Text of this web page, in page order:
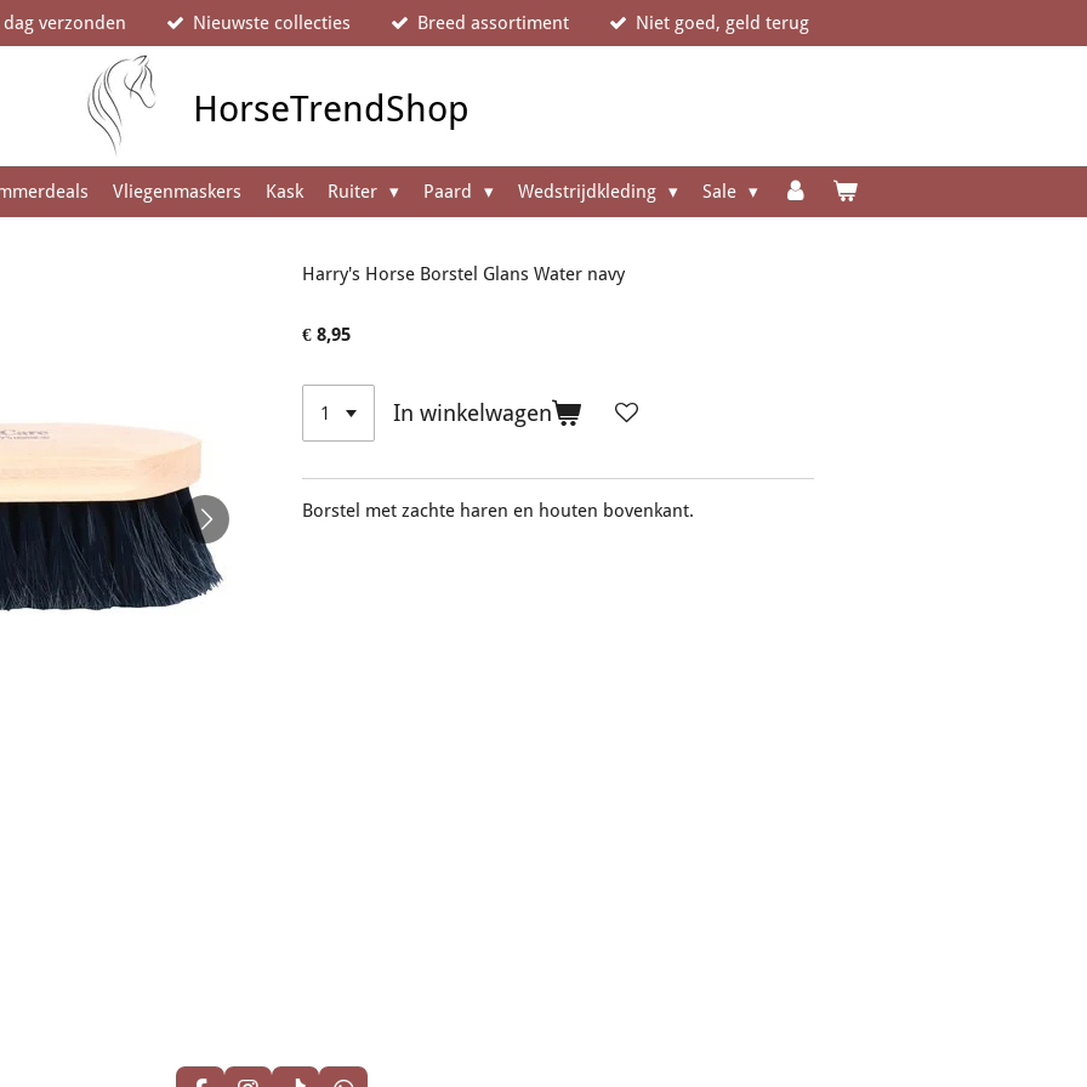
verzonden Nieuwste collecties Breed assortiment Niet goed, geld terug
HorseTrendShop
Vliegenmaskers Kask Ruiter Paard Wedstrijdkleding Sale
Harry's Horse Borstel Glans Water navy
€ 8,95
In winkelwagen
Borstel met zachte haren en houten bovenkant.